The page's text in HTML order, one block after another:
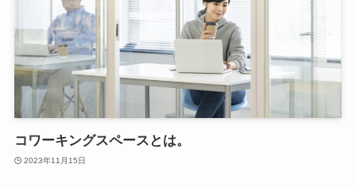
コワーキングスペースとは。
2023年11月15日